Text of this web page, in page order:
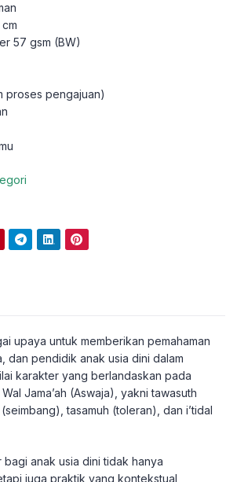
57 gsm (BW)
proses pengajuan)
upaya untuk memberikan pemahaman
dan pendidik anak usia dini dalam
karakter yang berlandaskan pada
Jama’ah (Aswaja), yakni tawasuth
tasamuh (toleran), dan i’tidal
anak usia dini tidak hanya
juga praktik yang kontekstual,